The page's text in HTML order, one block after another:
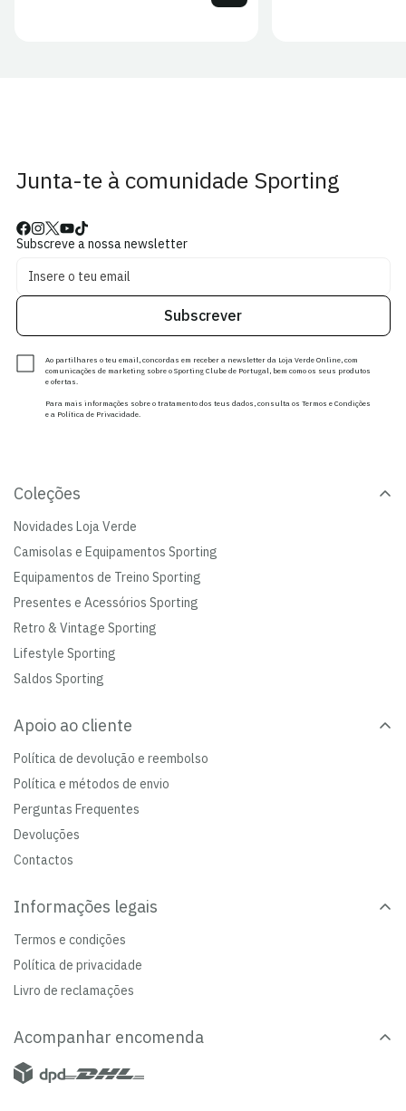
Junta-te à comunidade Sporting
Subscreve a nossa newsletter
Subscrever
Ao partilhares o teu email, concordas em receber a newsletter da Loja Verde Online, com
comunicações de marketing sobre o Sporting Clube de Portugal, bem como os seus produtos
e ofertas.
Para mais informações sobre o tratamento dos teus dados, consulta os Termos e Condições
e a Política de Privacidade.
Coleções
Novidades Loja Verde
Camisolas e Equipamentos Sporting
Equipamentos de Treino Sporting
Presentes e Acessórios Sporting
Retro & Vintage Sporting
Lifestyle Sporting
Saldos Sporting
Apoio ao cliente
Política de devolução e reembolso
Política e métodos de envio
Perguntas Frequentes
Devoluções
Contactos
Informações legais
Termos e condições
Política de privacidade
Livro de reclamações
Acompanhar encomenda